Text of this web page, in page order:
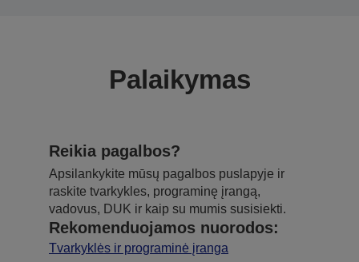
Palaikymas
Reikia pagalbos?
Apsilankykite mūsų pagalbos puslapyje ir
raskite tvarkykles, programinę įrangą,
vadovus, DUK ir kaip su mumis susisiekti.
Rekomenduojamos nuorodos:
Tvarkyklės ir programinė įranga